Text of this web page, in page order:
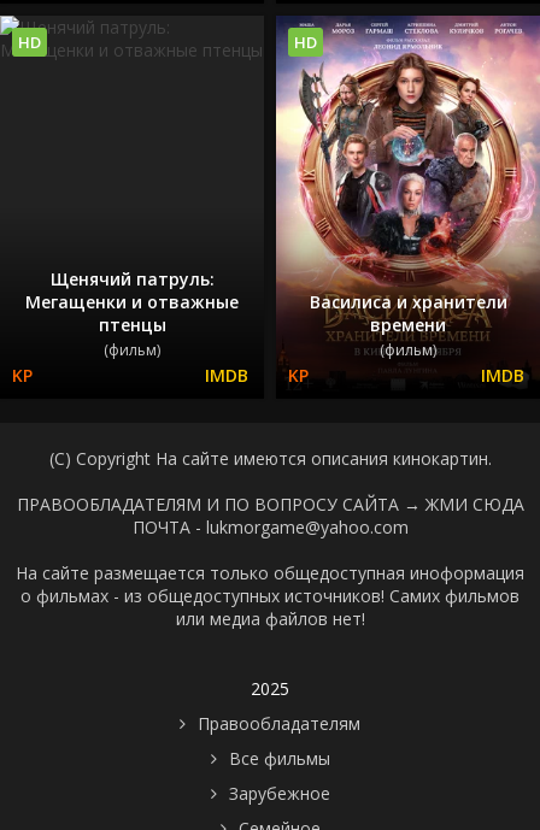
Щенячий патруль:
Мегащенки и отважные
птенцы
(фильм)
HD
Василиса и хранители
времени
(фильм)
HD
(C) Copyright На сайте имеются описания кинокартин.
ПРАВООБЛАДАТЕЛЯМ И ПО ВОПРОСУ САЙТА → ЖМИ СЮДА
ПОЧТА - lukmorgame@yahoo.com
На сайте размещается только общедоступная иноформация
о фильмах - из общедоступных источников! Самих фильмов
или медиа файлов нет!
2025
Правообладателям
Все фильмы
Зарубежное